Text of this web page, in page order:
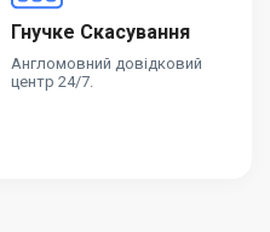
Гнучке Скасування
Англомовний довідковий
центр 24/7.